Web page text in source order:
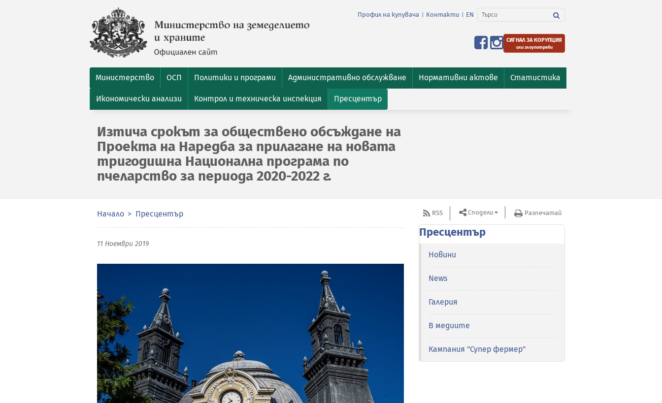
Профил на купувача Контакти EN
СИГНАЛ ЗА КОРУПЦИЯ
или злоупотреби
Министерство ОСП Политики и програми Административно обслужване Нормативни актове Статистика
Икономически анализи Контрол и техническа инспекция Пресцентър
Изтича срокът за обществено обсъждане на
Проекта на Наредба за прилагане на новата
тригодишна Национална програма по
пчеларство за периода 2020-2022 г.
Начало Пресцентър
11 Ноември 2019
RSS Сподели Разпечатай
Пресцентър
Новини
News
Галерия
В медиите
Кампания "Супер фермер"